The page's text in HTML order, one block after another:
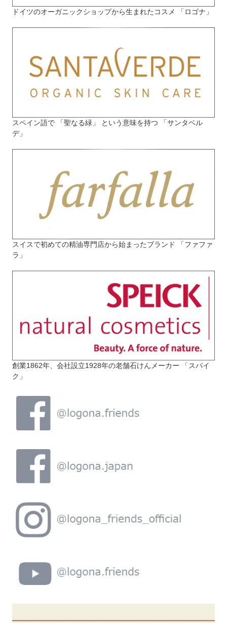
ドイツのオーガニックショップから生まれたコスメ 「ロゴナ」
スペイン語で 「聖なる緑」 という意味を持つ 「サンタベル
デ」
スイスで初めての精油専門店から始まったブランド 「ファファ
ラ」
創業1862年、会社設立1928年の老舗石けんメーカー 「スパイ
ク」